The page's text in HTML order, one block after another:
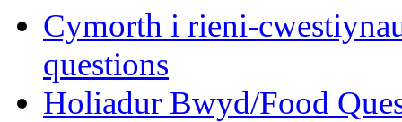
Cymorth i rieni-
questions
Holiadur Bwyd/Food